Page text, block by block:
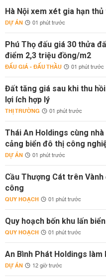
Hà Nội xem xét gia hạn
DỰ ÁN 01 phút trước
Phú Thọ đấu giá 30 thửa
điểm 2,3 triệu đồng/m2
ĐẤU GIÁ - ĐẤU THẦU 01 phút trước
Đất tăng giá sau khi thu
lợi ích hợp lý
THỊ TRƯỜNG 01 phút trước
Thái An Holdings cùng
cảng biển đô thị công
DỰ ÁN 01 phút trước
Cầu Thượng Cát trên
công
QUY HOẠCH 01 phút trước
Quy hoạch bốn khu lấn
QUY HOẠCH 01 phút trước
An Bình Phát Holdings làm
DỰ ÁN 12 giờ trước